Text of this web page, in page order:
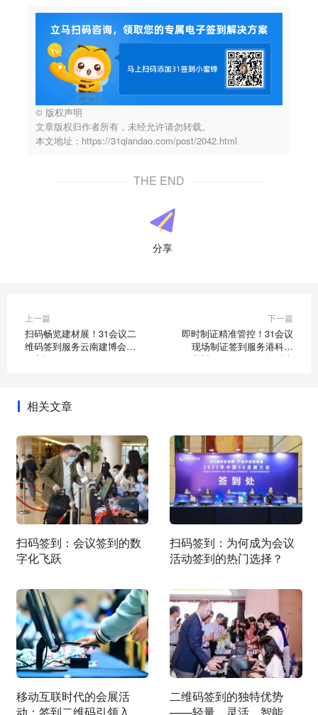
© 版权声明
文章版权归作者所有，未经允许请勿转载。
本文地址：https://31qiandao.com/post/2042.html
THE END
分享
上一篇
扫码畅览建材展！31会议二
维码签到服务云南建博会高
效入场
下一篇
即时制证精准管控！31会议
现场制证签到服务港科大
（广州）INNOTECH创科嘉
相关文章
扫码签到：会议签到的数
字化飞跃
扫码签到：为何成为会议
活动签到的热门选择？
移动互联时代的会展活
二维码签到的独特优势